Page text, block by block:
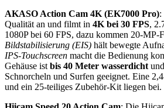
AKASO Action Cam 4K (EK7000 Pro):
Qualität an und filmt in 4K bei 30 FPS,
1080P bei 60 FPS, dazu kommen 20-MP-
Bildstabilisierung (EIS) hält bewegte
IPS-Touchscreen macht die Bedienung
Gehäuse ist bis 40 Meter wasserdicht
Schnorcheln und Surfen geeignet. Eine
und ein 25-teiliges Zubehör-Kit liegen bei.